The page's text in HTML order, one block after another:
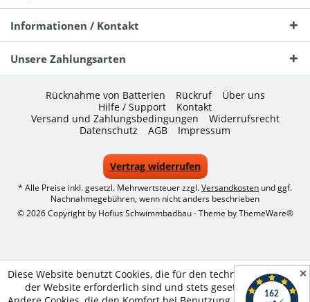
Informationen / Kontakt
Unsere Zahlungsarten
Rücknahme von Batterien Rückruf
Über uns
Hilfe / Support
Kontakt
Versand und Zahlungsbedingungen
Widerrufsrecht
Datenschutz
AGB Impressum
Vertrag widerrufen
* Alle Preise inkl. gesetzl. Mehrwertsteuer zzgl.Versandkosten und ggf.
Nachnahmegebühren, wenn nicht anders beschrieben
© 2026 Copyright by Hofius Schwimmbadbau - Theme byThemeWare®
Diese Website benutzt Cookies, die für den technischen Betrieb
der Website erforderlich sind und stets gesetzt werden.
✕